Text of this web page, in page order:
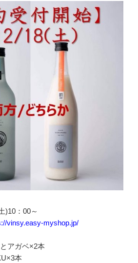
)10：00～
vinsy.easy-myshop.jp/
アガベ×2本
本